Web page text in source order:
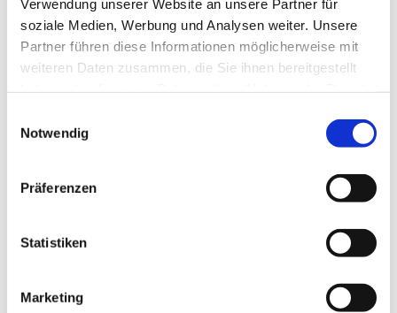
Verwendung unserer Website an unsere Partner für
soziale Medien, Werbung und Analysen weiter. Unsere
Partner führen diese Informationen möglicherweise mit
weiteren Daten zusammen, die Sie ihnen bereitgestellt
Notwendig
Präferenzen
Statistiken
Marketing